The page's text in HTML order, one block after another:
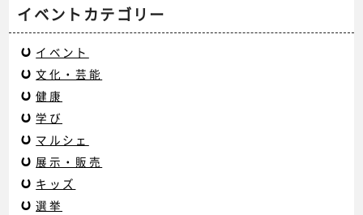
イベントカテゴリー
イベント
文化・芸能
健康
学び
マルシェ
展示・販売
キッズ
選挙